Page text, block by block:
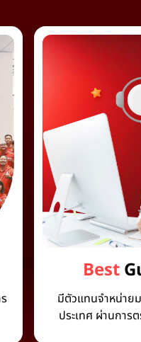
Best
มีตัวแทนจำหน่าย
ประเทศ ผ่านการ